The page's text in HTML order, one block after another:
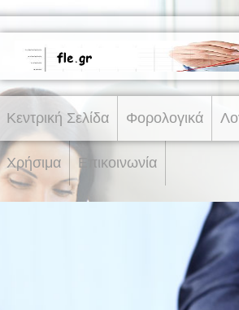
Κεντρική Σελίδα Φορολογικά
Χρήσιμα Επικοινωνία